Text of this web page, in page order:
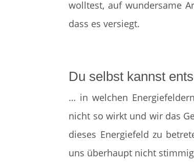
wolltest, auf wundersame
dass es versiegt.
Du selbst kannst
… in welchen
nicht so wirkt und wir das
dieses Energiefeld zu
uns überhaupt nicht